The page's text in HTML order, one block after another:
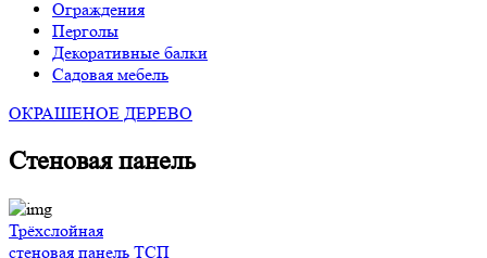
Ограждения
Перголы
Декоративные балки
Садовая мебель
ОКРАШЕНОЕ ДЕРЕВО
Стеновая панель
Трёхслойная
стеновая панель ТСП